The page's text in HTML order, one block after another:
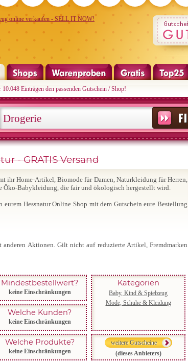
Einträgen den passenden Gutschein / Shop!
- GRATIS Versand
ihr Home-Artikel, Biomode für Damen, Naturkleidung für Herren,
Babykleidung, die fair und ökologisch hergestellt wird.
Hessnatur Online Shop mit dem Gutschein eure Bestellung
Aktionen. Gilt nicht auf reduzierte Artikel, Fremdmarken
Kategorien
Baby, Kind & Spielzeug
Mode, Schuhe & Kleidung
Mindestbestellwert?
keine Einschränkungen
Welche Kunden?
keine Einschränkungen
Welche Produkte?
keine Einschränkungen
weitere Gutscheine
(dieses Anbieters)